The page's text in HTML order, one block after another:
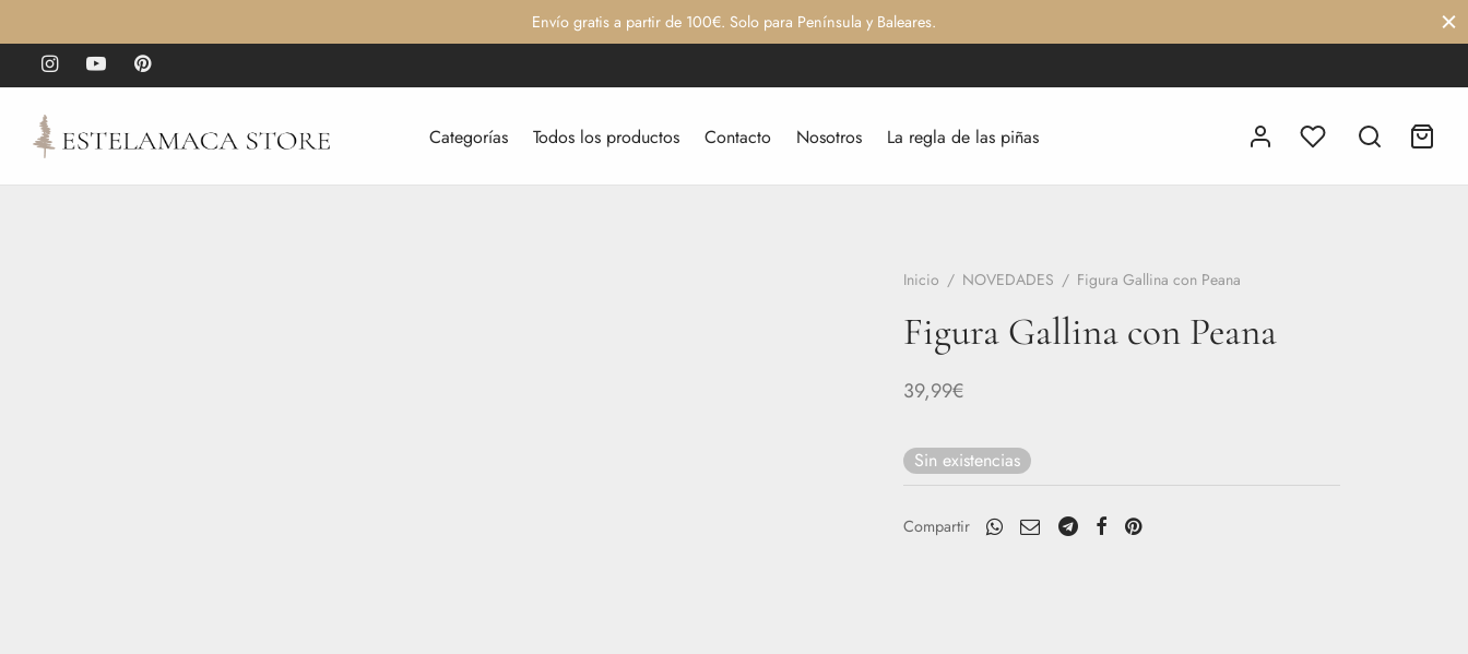
Envío gratis a partir de 100€. Solo para Península y Baleares.
Categorías Todos los productos Contacto Nosotros La regla de las piñas
Inicio / NOVEDADES / Figura Gallina con Peana
Figura Gallina con Peana
39,99€
Sin existencias
Compartir